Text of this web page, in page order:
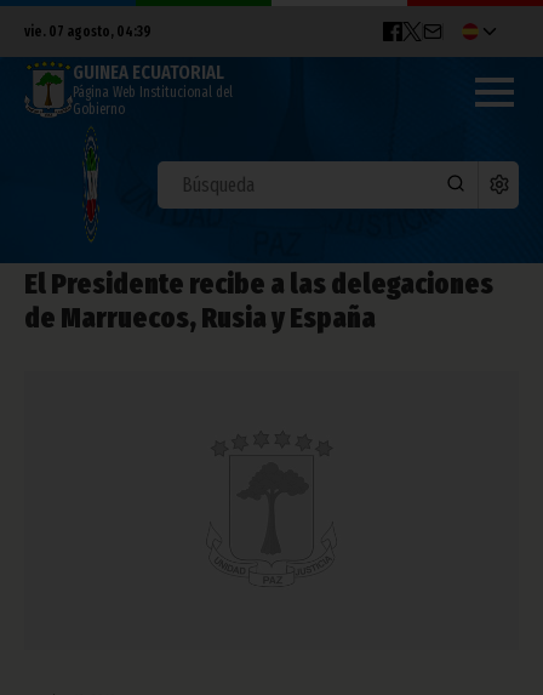
vie. 07 agosto, 04:39
GUINEA ECUATORIAL
Página Web Institucional del
Gobierno
El Presidente recibe a las delegaciones
de Marruecos, Rusia y España